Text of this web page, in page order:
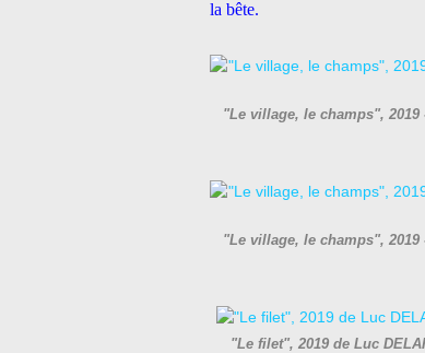
la bête.
"Le village, le champs", 2019
"Le village, le champs", 2019
"Le filet", 2019 de Luc